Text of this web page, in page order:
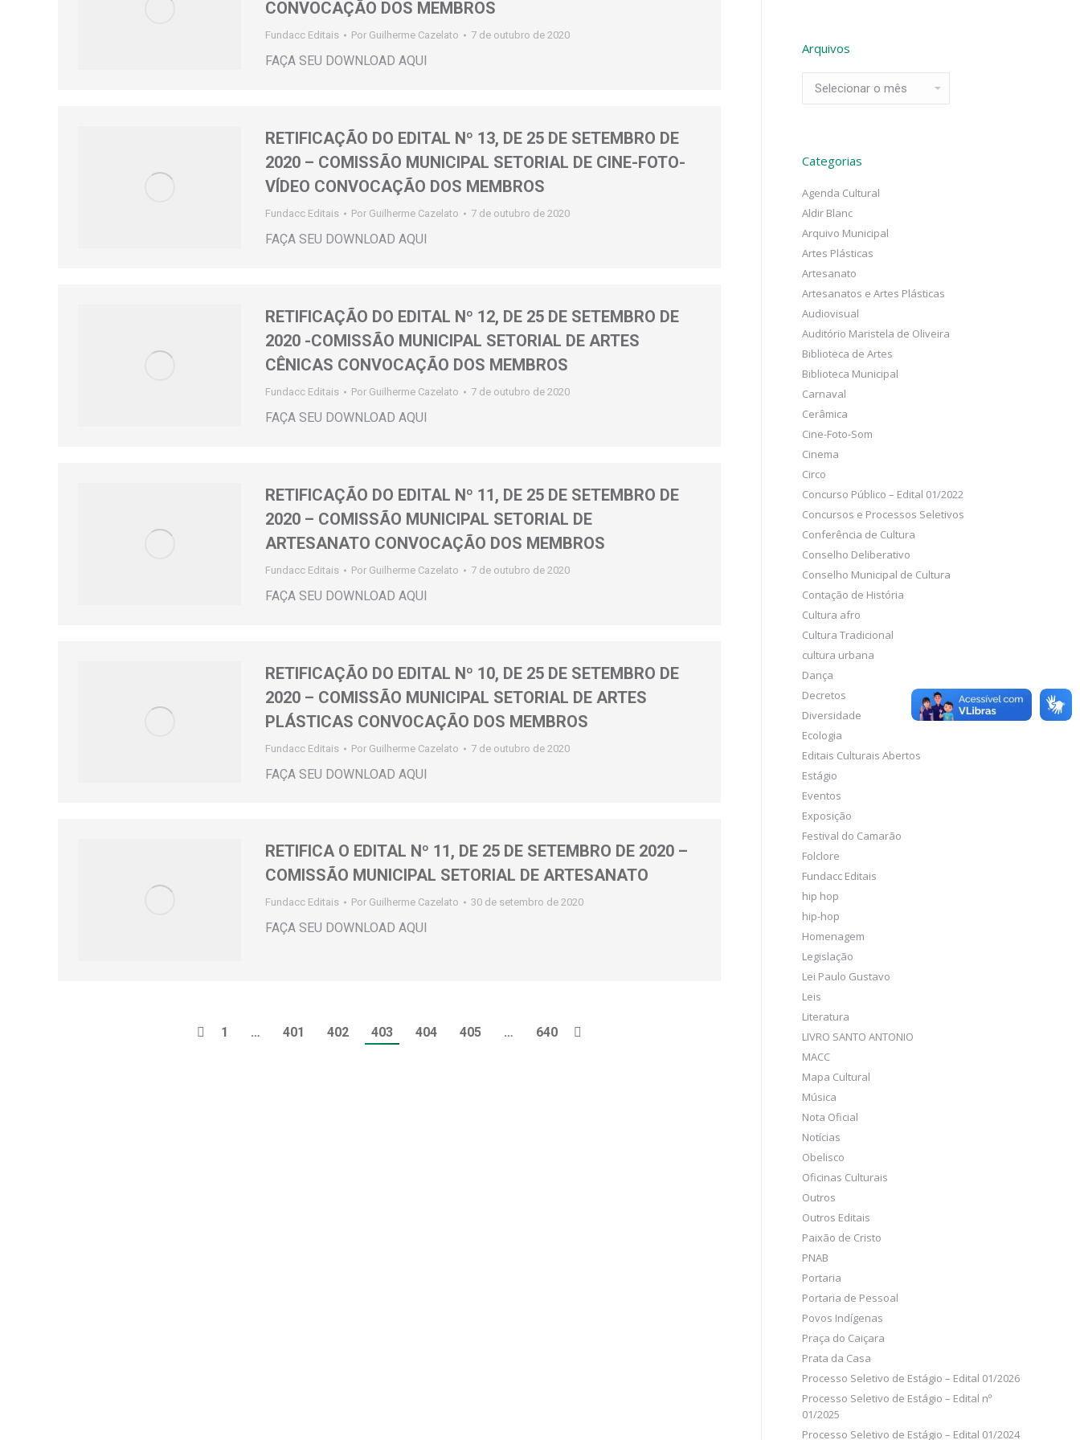
CONVOCAÇÃO DOS MEMBROS
Fundacc Editais Por Guilherme Cazelato 7 de outubro de 2020
FAÇA SEU DOWNLOAD AQUI
RETIFICAÇÃO DO EDITAL Nº 13, DE 25 DE SETEMBRO DE
2020 – COMISSÃO MUNICIPAL SETORIAL DE CINE-FOTO-
VÍDEO CONVOCAÇÃO DOS MEMBROS
Fundacc Editais Por Guilherme Cazelato 7 de outubro de 2020
FAÇA SEU DOWNLOAD AQUI
RETIFICAÇÃO DO EDITAL Nº 12, DE 25 DE SETEMBRO DE
2020 -COMISSÃO MUNICIPAL SETORIAL DE ARTES
CÊNICAS CONVOCAÇÃO DOS MEMBROS
Fundacc Editais Por Guilherme Cazelato 7 de outubro de 2020
FAÇA SEU DOWNLOAD AQUI
RETIFICAÇÃO DO EDITAL Nº 11, DE 25 DE SETEMBRO DE
2020 – COMISSÃO MUNICIPAL SETORIAL DE
ARTESANATO CONVOCAÇÃO DOS MEMBROS
Fundacc Editais Por Guilherme Cazelato 7 de outubro de 2020
FAÇA SEU DOWNLOAD AQUI
RETIFICAÇÃO DO EDITAL Nº 10, DE 25 DE SETEMBRO DE
2020 – COMISSÃO MUNICIPAL SETORIAL DE ARTES
PLÁSTICAS CONVOCAÇÃO DOS MEMBROS
Fundacc Editais Por Guilherme Cazelato 7 de outubro de 2020
FAÇA SEU DOWNLOAD AQUI
RETIFICA O EDITAL Nº 11, DE 25 DE SETEMBRO DE 2020 –
COMISSÃO MUNICIPAL SETORIAL DE ARTESANATO
Fundacc Editais Por Guilherme Cazelato 30 de setembro de 2020
FAÇA SEU DOWNLOAD AQUI
1 … 401 402 403 404 405 … 640
Arquivos
Categorias
Agenda Cultural
Aldir Blanc
Arquivo Municipal
Artes Plásticas
Artesanato
Artesanatos e Artes Plásticas
Audiovisual
Auditório Maristela de Oliveira
Biblioteca de Artes
Biblioteca Municipal
Carnaval
Cerâmica
Cine-Foto-Som
Cinema
Circo
Concurso Público – Edital 01/2022
Concursos e Processos Seletivos
Conferência de Cultura
Conselho Deliberativo
Conselho Municipal de Cultura
Contação de História
Cultura afro
Cultura Tradicional
cultura urbana
Dança
Decretos
Diversidade
Ecologia
Editais Culturais Abertos
Estágio
Eventos
Exposição
Festival do Camarão
Folclore
Fundacc Editais
hip hop
hip-hop
Homenagem
Legislação
Lei Paulo Gustavo
Leis
Literatura
LIVRO SANTO ANTONIO
MACC
Mapa Cultural
Música
Nota Oficial
Notícias
Obelisco
Oficinas Culturais
Outros
Outros Editais
Paixão de Cristo
PNAB
Portaria
Portaria de Pessoal
Povos Indígenas
Praça do Caiçara
Prata da Casa
Processo Seletivo de Estágio – Edital 01/2026
Processo Seletivo de Estágio – Edital nº
01/2025
Processo Seletivo de Estágio – Edital 01/2024